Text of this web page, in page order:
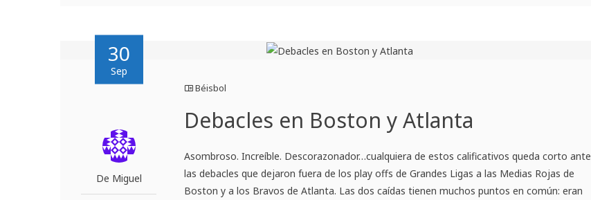
30
Sep
De Miguel
Béisbol
Debacles en Boston y Atlanta
Asombroso. Increíble. Descorazonador…cualquiera de estos calificativos queda corto ante
las debacles que dejaron fuera de los play offs de Grandes Ligas a las Medias Rojas de
Boston y a los Bravos de Atlanta. Las dos caídas tienen muchos puntos en común: eran